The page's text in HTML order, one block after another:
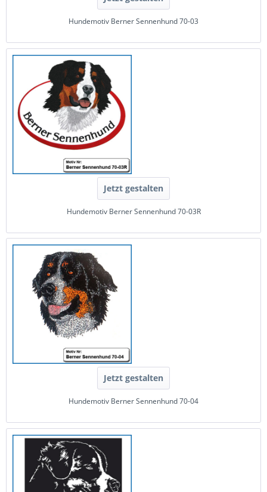
Hundemotiv Berner Sennenhund 70-03
Jetzt gestalten
Hundemotiv Berner Sennenhund 70-03R
Jetzt gestalten
Hundemotiv Berner Sennenhund 70-04